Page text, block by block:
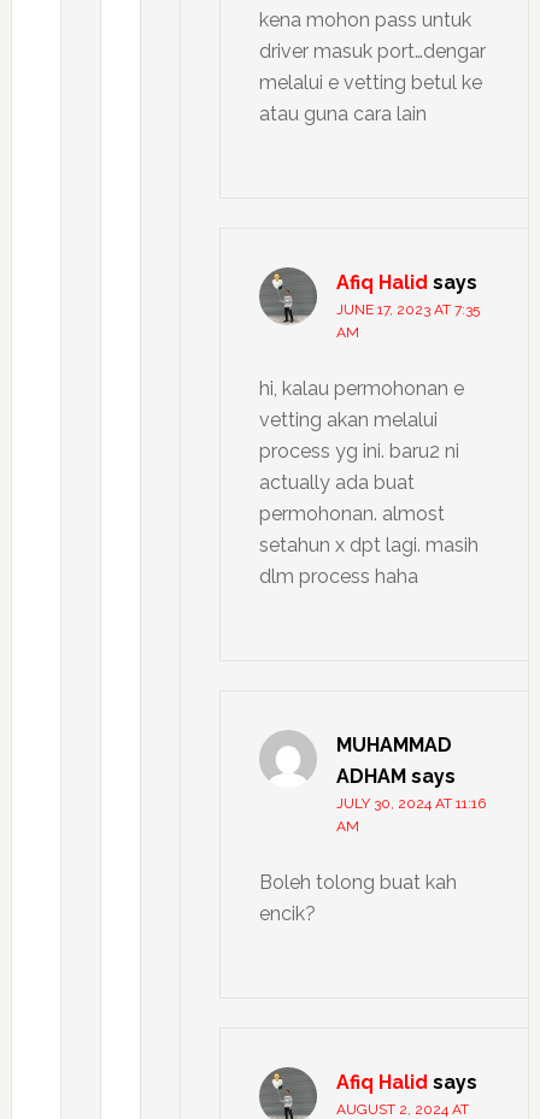
kena mohon pass untuk
driver masuk port…dengar
melalui e vetting betul ke
atau guna cara lain
Afiq Halid says
JUNE 17, 2023 AT 7:35
AM
hi, kalau permohonan e
vetting akan melalui
process yg ini. baru2 ni
actually ada buat
permohonan. almost
setahun x dpt lagi. masih
dlm process haha
MUHAMMAD
ADHAM says
JULY 30, 2024 AT 11:16
AM
Boleh tolong buat kah
encik?
Afiq Halid says
AUGUST 2, 2024 AT